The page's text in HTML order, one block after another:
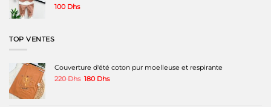
100 Dhs
TOP VENTES
Couverture d'été coton pur moelleuse et respirante
220Dhs Le
180 DhsLe